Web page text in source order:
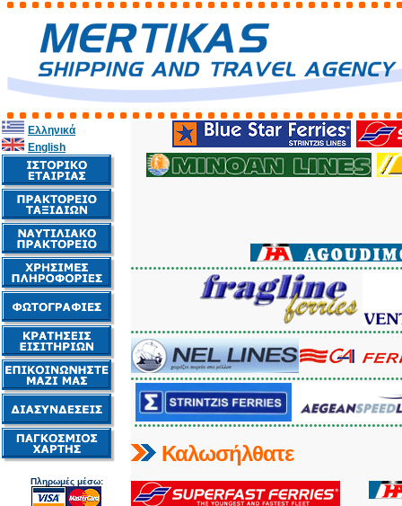
Ελληνικά
English
Καλωσήλθατε
Πληρωμές μέσω: